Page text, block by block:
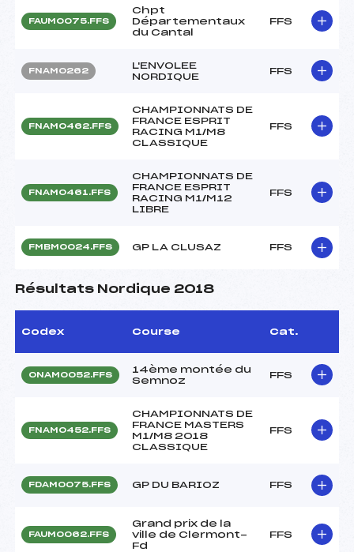
FAUM0075.FFS
Chpt
Départementaux
du Cantal
FFS
FNAM0262
L'ENVOLEE
NORDIQUE
FFS
FNAM0462.FFS
CHAMPIONNATS DE
FRANCE ESPRIT
RACING M1/M8
CLASSIQUE
FFS
FNAM0461.FFS
CHAMPIONNATS DE
FRANCE ESPRIT
RACING M1/M12
LIBRE
FFS
FMBM0024.FFS GP LA CLUSAZ FFS
Résultats Nordique 2018
Codex Course Cat.
ONAM0052.FFS
14ème montée du
Semnoz
FFS
FNAM0452.FFS
CHAMPIONNATS DE
FRANCE MASTERS
M1/M8 2018
CLASSIQUE
FFS
FDAM0075.FFS GP DU BARIOZ FFS
FAUM0062.FFS
Grand prix de la
ville de Clermont-
Fd
FFS